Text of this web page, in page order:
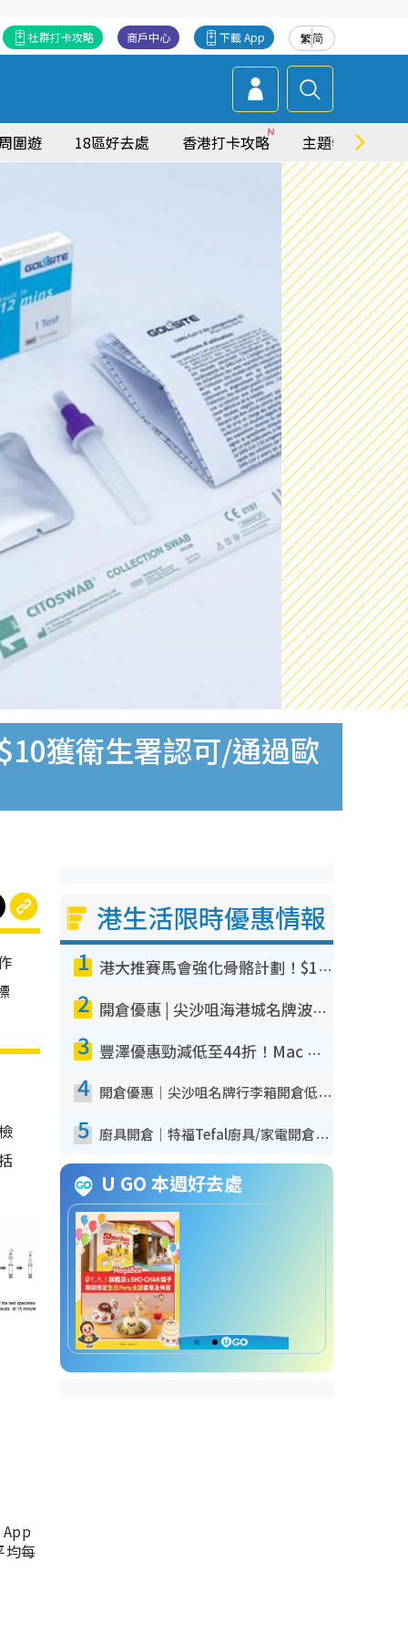
繁简
下載 App
商戶中心
社群打卡攻略
圍遊 18區好去處 香港打卡攻略 主題特集
獲衛生署認可/通過歐
均每
港生活限時優惠情報
1 港大推賽馬會強化骨骼計劃！$100骨質密度X光檢查 完成免費運動訓練送超市禮券！附參加資格
2 開倉優惠 | 尖沙咀海港城名牌波鞋開倉低至1折！On鞋$899起／Joy&Peace鞋履$98起
3 豐澤優惠勁減低至44折！Mac mini/iPhone17Pro大減價！廚房家電$220起
4 開倉優惠｜尖沙咀名牌行李箱開倉低至4折！一連5日 American Tourister/ace./Hallmark $200起！
5 廚具開倉｜特福Tefal廚具/家電開倉低至3折！$220起買平底鍋/炒鑊/湯煲！電飯煲/吸塵機/燙斗$418起
U GO 本週好去處